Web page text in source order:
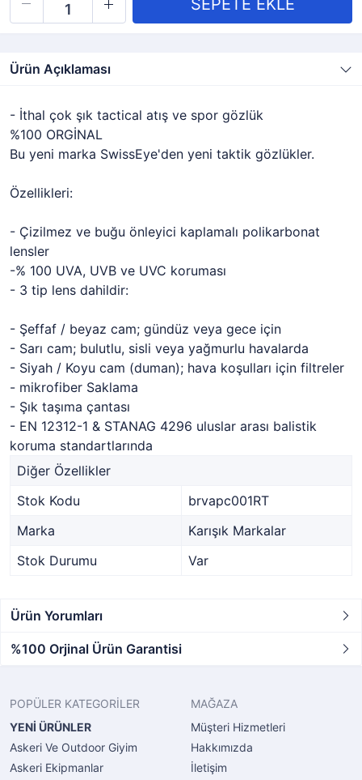
Ürün Açıklaması
- İthal çok şık tactical atış ve spor gözlük
%100 ORGİNAL
Bu yeni marka SwissEye'den yeni taktik gözlükler.
Özellikleri:
- Çizilmez ve buğu önleyici kaplamalı polikarbonat
lensler
-% 100 UVA, UVB ve UVC koruması
- 3 tip lens dahildir:
- Şeffaf / beyaz cam; gündüz veya gece için
- Sarı cam; bulutlu, sisli veya yağmurlu havalarda
- Siyah / Koyu cam (duman); hava koşulları için filtreler
- mikrofiber Saklama
- Şık taşıma çantası
- EN 12312-1 & STANAG 4296 uluslar arası balistik
koruma standartlarında
Diğer Özellikler
Stok Kodu
brvapc001RT
Marka
Karışık Markalar
Stok Durumu
Var
Ürün Yorumları
%100 Orjinal Ürün Garantisi
POPÜLER KATEGORİLER
YENİ ÜRÜNLER
Askeri Ve Outdoor Giyim
Askeri Ekipmanlar
MAĞAZA
Müşteri Hizmetleri
Hakkımızda
İletişim